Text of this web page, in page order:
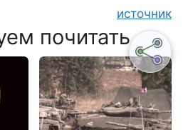
источник
почитать